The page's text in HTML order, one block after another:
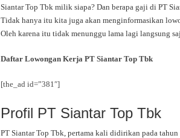
Siantar Top Tbk milik siapa? Dan berapa gaji di PT
Tidak hanya itu kita juga akan menginformasikan
Oleh karena itu tidak menunggu lama lagi langsung
Daftar Lowongan Kerja PT Siantar Top Tbk
[the_ad id=”381″]
Profil PT Siantar Top Tbk
PT Siantar Top Tbk, pertama kali didirikan pada